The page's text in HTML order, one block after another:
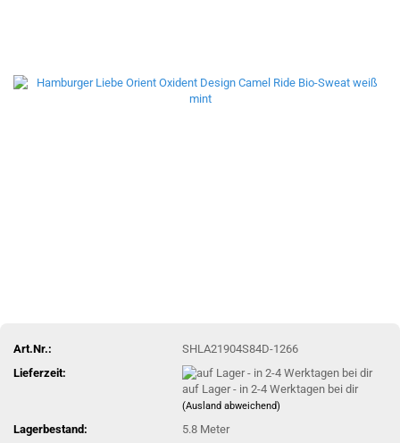
Art.Nr.:
SHLA21904S84D-1266
Lieferzeit:
auf Lager - in 2-4 Werktagen bei dir
(Ausland abweichend)
Lagerbestand: 5.8 Meter